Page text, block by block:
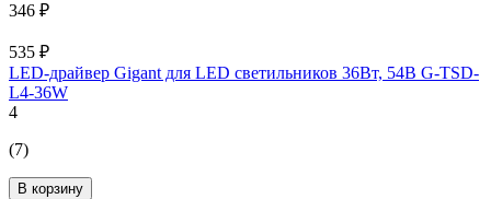
346 ₽
535 ₽
LED-драйвер Gigant для LED светильников 36Вт, 54В G-TSD-
L4-36W
4
(7)
В корзину